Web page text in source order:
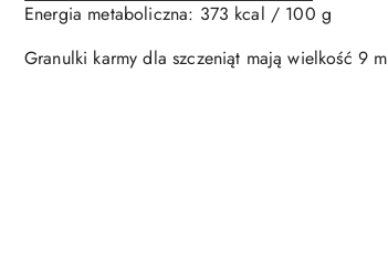
Energia metaboliczna: 373 kcal / 100 g
Granulki karmy dla szczeniąt mają wielkość 9